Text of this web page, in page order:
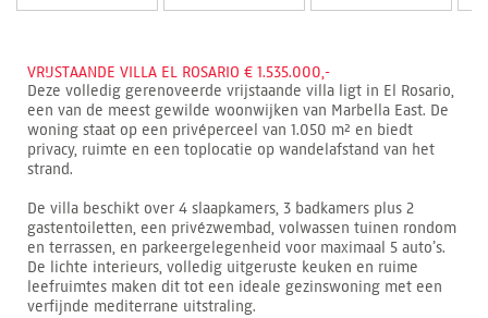
VRIJSTAANDE VILLA EL ROSARIO € 1.535.000,-
Deze volledig gerenoveerde vrijstaande villa ligt in El Rosario,
een van de meest gewilde woonwijken van Marbella East. De
woning staat op een privéperceel van 1.050 m² en biedt
privacy, ruimte en een toplocatie op wandelafstand van het
strand.
De villa beschikt over 4 slaapkamers, 3 badkamers plus 2
gastentoiletten, een privézwembad, volwassen tuinen rondom
en terrassen, en parkeergelegenheid voor maximaal 5 auto’s.
De lichte interieurs, volledig uitgeruste keuken en ruime
leefruimtes maken dit tot een ideale gezinswoning met een
verfijnde mediterrane uitstraling.